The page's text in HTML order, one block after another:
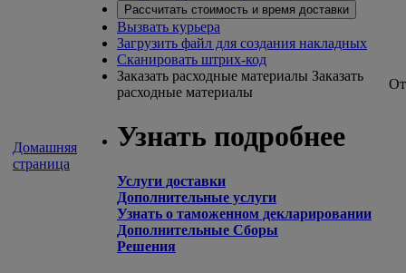
Домашняя
страница
Рассчитать стоимость и время доставки
Вызвать курьера
Загрузить файл для создания накладных
Сканировать штрих-код
Заказать расходные материалы Заказать
расходные материалы
Узнать подробнее
Услуги доставки
Дополнительные услуги
Узнать о таможенном декларировании
Дополнительные Сборы
Решения